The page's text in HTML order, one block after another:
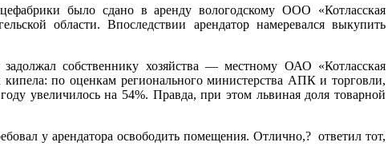
было сдано в аренду вологодскому ООО «Котласская
области. Впоследствии арендатор намеревался выкупить
собственнику хозяйства — местному ОАО «Котласская
по оценкам регионального министерства АПК и торговли,
увеличилось на 54%. Правда, при этом львиная доля товарной
у арендатора освободить помещения. Отлично,? ответил тот,